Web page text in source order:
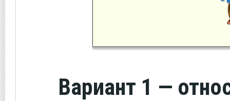
Вариант 1 —